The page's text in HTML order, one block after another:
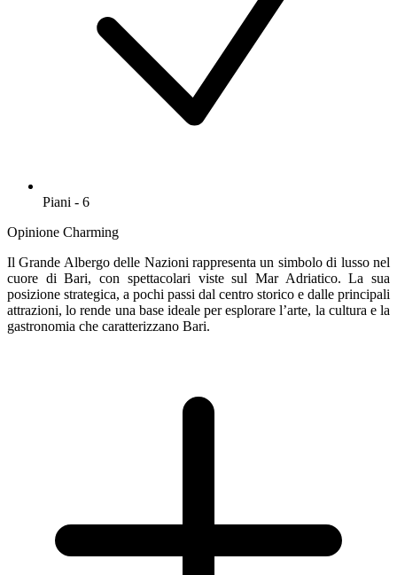
Piani - 6
Opinione Charming
Il Grande Albergo delle Nazioni rappresenta un simbolo di lusso nel
cuore di Bari, con spettacolari viste sul Mar Adriatico. La sua
posizione strategica, a pochi passi dal centro storico e dalle principali
attrazioni, lo rende una base ideale per esplorare l’arte, la cultura e la
gastronomia che caratterizzano Bari.